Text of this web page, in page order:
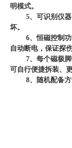
明模式。
5、可识别仪
坏。
6、恒磁控制
自动断电，保证探
7、每个磁极
可自行便捷拆装、更
8、随机配备